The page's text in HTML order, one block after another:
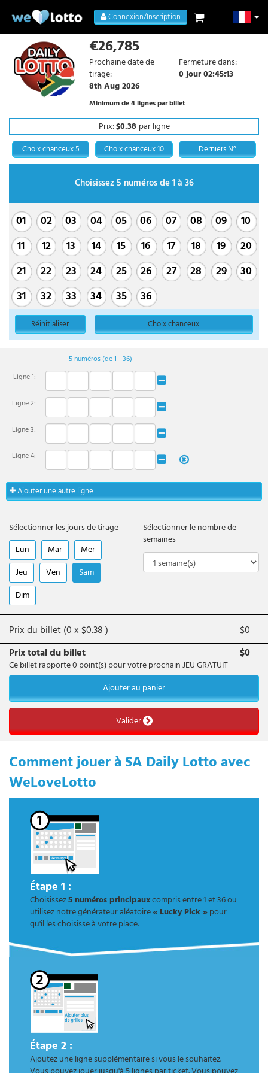
Connexion/Inscription
€26,785
Prochaine date de
tirage:
8th Aug 2026
Fermeture dans:
0 jour 02:45:12
Minimum de 4 lignes par billet
Prix:$0.38 par ligne
Choix chanceux 5 Choix chanceux 10 Derniers N°
Choisissez 5 numéros de 1 à 36
01 02 03 04 05 06 07 08 09
10
11
12 13 14 15 16 17 18 19
20
21
22 23 24 25 26 27 28 29
30
31
32 33 34 35 36
Réinitialiser Choix chanceux
5numéros (de 1 - 36)
Ligne1:
Ligne2:
Ligne3:
Ligne4:
Ajouter une autre ligne
Sélectionner les jours de tirage
Lun
Mar
Mer
Jeu
Ven
Sam
Dim
Sélectionner le nombre de
semaines
Prix du billet (0x $0.38) $0
Prix total du billet
$0
Ce billet rapporte0 point(s) pour votre prochain JEU GRATUIT
Ajouter au panier
Valider
Comment jouer à SA Daily Lotto avec
WeLoveLotto
Étape 1 :
Choisissez5 numéros principauxcompris entre 1 et 36 ou
utilisez notre générateur aléatoire« Lucky Pick »pour
qu'il les choisisse à votre place.
Étape 2 :
Ajoutez une ligne supplémentaire si vous le souhaitez.